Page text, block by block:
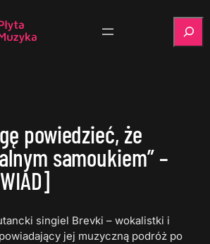
powiedzieć, że
samoukiem” –
singiel Brevki – wokalistki i
jej muzyczną podróż po